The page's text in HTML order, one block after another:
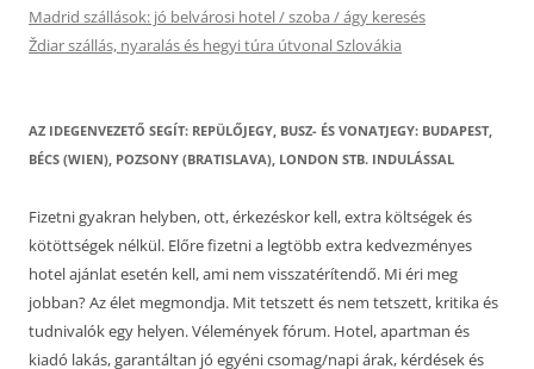
Madrid szállások: jó belvárosi hotel / szoba / ágy keresés
Ždiar szállás, nyaralás és hegyi túra útvonal Szlovákia
AZ IDEGENVEZETŐ SEGÍT: REPÜLŐJEGY, BUSZ- ÉS VONATJEGY: BUDAPEST,
BÉCS (WIEN), POZSONY (BRATISLAVA), LONDON STB. INDULÁSSAL
Fizetni gyakran helyben, ott, érkezéskor kell, extra költségek és
kötöttségek nélkül. Előre fizetni a legtöbb extra kedvezményes
hotel ajánlat esetén kell, ami nem visszatérítendő. Mi éri meg
jobban? Az élet megmondja. Mit tetszett és nem tetszett, kritika és
tudnivalók egy helyen. Vélemények fórum. Hotel, apartman és
kiadó lakás, garantáltan jó egyéni csomag/napi árak, kérdések és